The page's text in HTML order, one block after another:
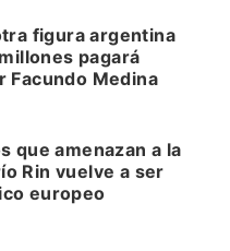
figura argentina
pagará
Facundo Medina
que amenazan a la
Rin vuelve a ser
europeo